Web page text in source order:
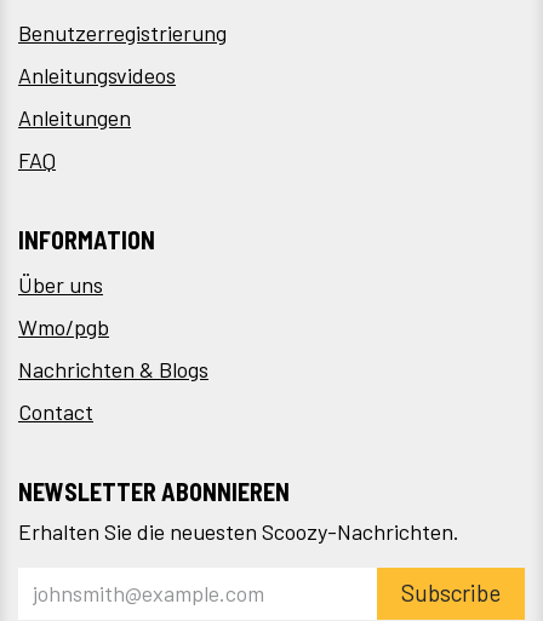
Benutzerregistrierung
Anleitungsvideos
Anleitungen
FAQ
INFORMATION
Über uns
Wmo/pgb
Nachrichten & Blogs
Contact
NEWSLETTER ABONNIEREN
Erhalten Sie die neuesten Scoozy-Nachrichten.
Subscribe